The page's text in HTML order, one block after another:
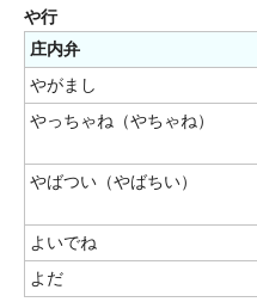
や行
庄内弁
やがまし
やっちゃね（やちゃね）
やばつい（やばちい）
よいでね
よだ